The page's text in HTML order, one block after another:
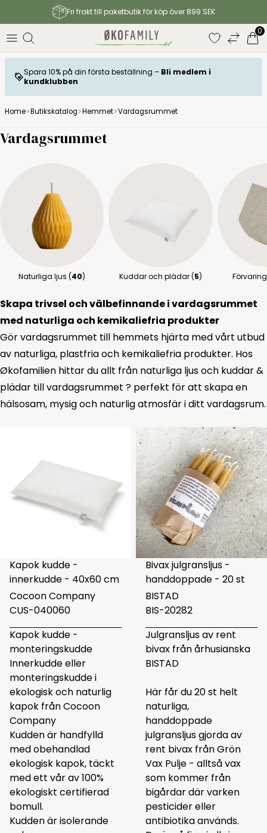
Fri frakt till paketbutik för köp över 899 SEK
0
Spara 10% på din första beställning – Bli medlem i
kundklubben
Home Butikskatalog Hemmet Vardagsrummet
Vardagsrummet
Naturliga ljus (40) Kuddar och plädar (5)
Skapa trivsel och välbefinnande i vardagsrummet
med naturliga och kemikaliefria produkter
Gör vardagsrummet till hemmets hjärta med vårt utbud
av naturliga, plastfria och kemikaliefria produkter. Hos
Økofamilien hittar du allt från naturliga ljusoch kuddar &
plädar till vardagsrummet ? perfekt för att skapa en
hälsosam, mysig och naturlig atmosfär i ditt vardagsrum.
Kapok kudde -
innerkudde - 40x60 cm
Cocoon Company
CUS-040060
Kapok kudde -
monteringskudde
Innerkudde eller
monteringskudde i
ekologisk och naturlig
kapok från Cocoon
Company
Kudden är handfylld
med obehandlad
ekologisk kapok, täckt
med ett vår av 100%
ekologiskt certifierad
bomull.
Kudden är isolerande
Bivax julgransljus -
handdoppade - 20 st
BISTAD
BIS-20282
Julgransljus av rent
bivax från århusianska
BISTAD
Här får du 20 st helt
naturliga,
handdoppade
julgransljus gjorda av
rent bivax från Grön
Vax Pulje - alltså vax
som kommer från
bigårdar där varken
pesticider eller
antibiotika används.